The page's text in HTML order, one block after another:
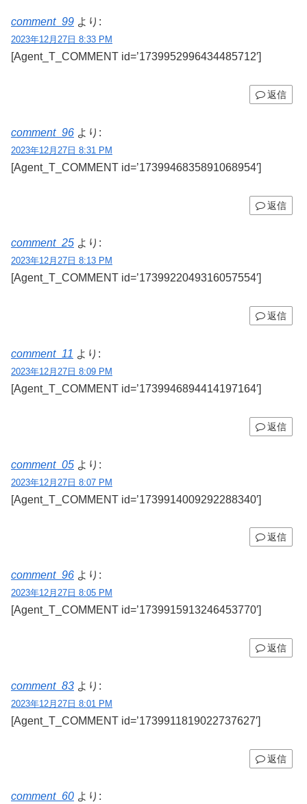
comment_99 より:
2023年12月27日 8:33 PM
[Agent_T_COMMENT id=’1739952996434485712′]
返信
comment_96 より:
2023年12月27日 8:31 PM
[Agent_T_COMMENT id=’1739946835891068954′]
返信
comment_25 より:
2023年12月27日 8:13 PM
[Agent_T_COMMENT id=’1739922049316057554′]
返信
comment_11 より:
2023年12月27日 8:09 PM
[Agent_T_COMMENT id=’1739946894414197164′]
返信
comment_05 より:
2023年12月27日 8:07 PM
[Agent_T_COMMENT id=’1739914009292288340′]
返信
comment_96 より:
2023年12月27日 8:05 PM
[Agent_T_COMMENT id=’1739915913246453770′]
返信
comment_83 より:
2023年12月27日 8:01 PM
[Agent_T_COMMENT id=’1739911819022737627′]
返信
comment_60 より: